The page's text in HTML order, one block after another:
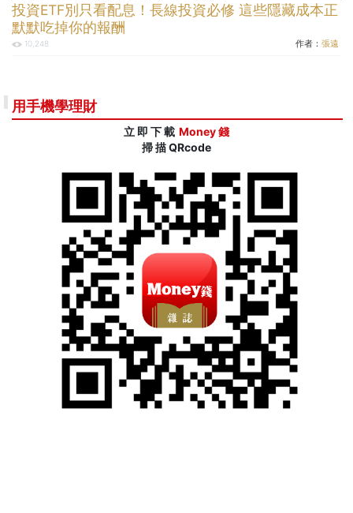
投資ETF別只看配息！長線投資必修 這些隱藏成本正
默默吃掉你的報酬
10,248 作者： 張遠
用手機學理財
立 即 下 載 Money 錢
掃 描 QRcode